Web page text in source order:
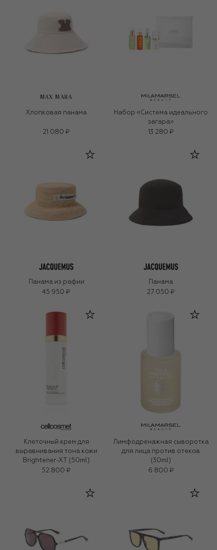
MAX MARA
Хлопковая панама
21 080 ₽
Набор «Система идеального
загара»
13 280 ₽
Панама из рафии
45 950 ₽
Панама
27 050 ₽
Клеточный крем для
выравнивания тона кожи
Brightener-XT (50ml)
52 800 ₽
Лимфодренажная сыворотка
для лица против отеков
(30ml)
6 800 ₽